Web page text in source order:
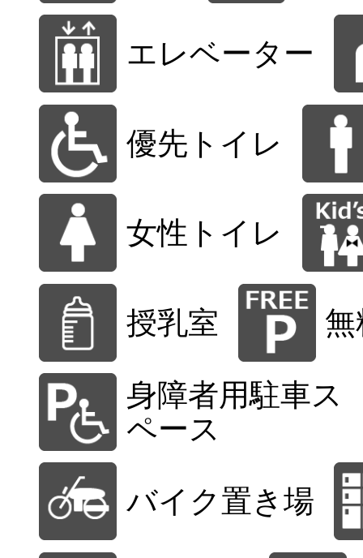
エレベーター
優先トイレ
女性トイレ
授乳室
身障者用駐車ス
ペース
バイク置き場